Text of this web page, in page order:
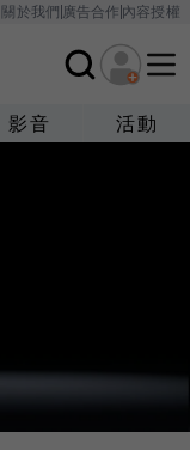
關於我們廣告合作內容授權
影音 活動